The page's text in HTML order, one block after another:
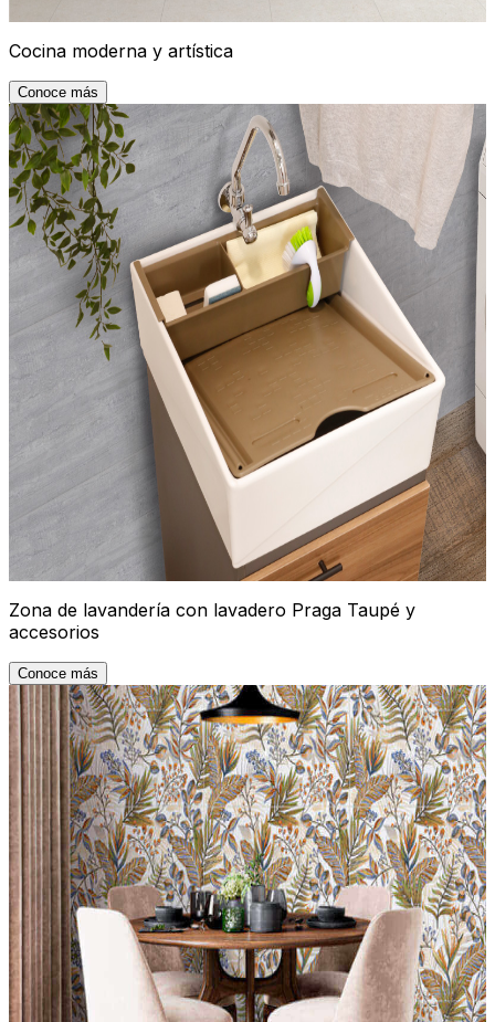
Cocina moderna y artística
Conoce más
Zona de lavandería con lavadero Praga Taupé y
accesorios
Conoce más